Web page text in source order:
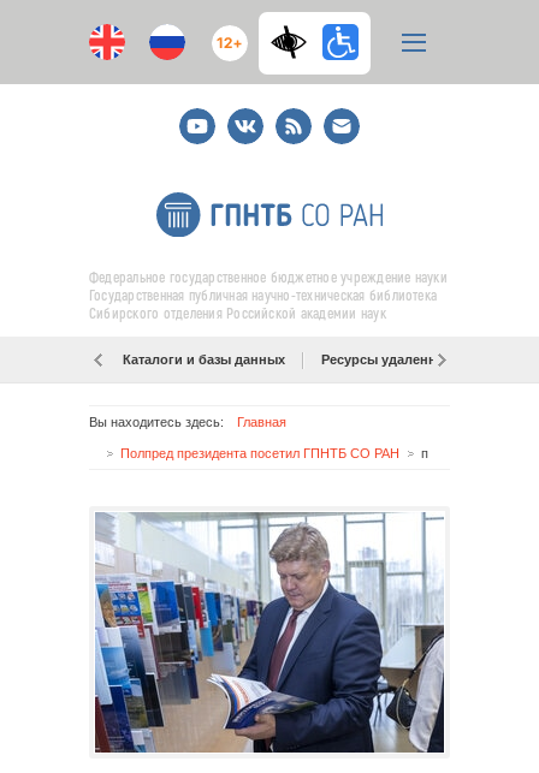
12+
YoutubeВКонтакте
RSS
E-
mail
подписка
Федеральное государственное бюджетное учреждение науки
Государственная публичная научно-техническая библиотека
Сибирского отделения Российской академии наук
Каталоги и базы данных Ресурсы удаленного доступа
Вы находитесь здесь: Главная
Полпред президента посетил ГПНТБ СО РАН п